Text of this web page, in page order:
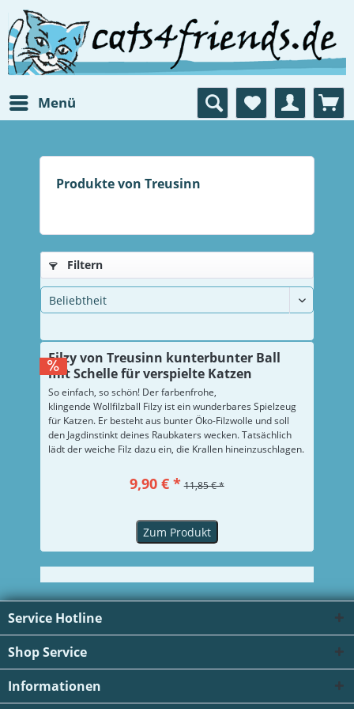
Menü
Produkte von Treusinn
Filtern
Filzy von Treusinn kunterbunter Ball
mit Schelle für verspielte Katzen
So einfach, so schön! Der farbenfrohe,
klingende Wollfilzball Filzy ist ein wunderbares Spielzeug
für Katzen. Er besteht aus bunter Öko-Filzwolle und soll
den Jagdinstinkt deines Raubkaters wecken. Tatsächlich
lädt der weiche Filz dazu ein, die Krallen hineinzuschlagen.
9,90 € * 11,85 € *
Zum Produkt
Service Hotline
Shop Service
Informationen